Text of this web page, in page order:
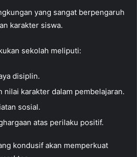
yang sangat berpengaruh
karakter siswa.
sekolah meliputi:
disiplin.
nilai karakter dalam pembelajaran.
sosial.
atas perilaku positif.
kondusif akan memperkuat